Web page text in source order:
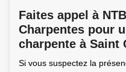
Faites appel à
Charpentes pour
charpente à Saint
Si vous suspectez la